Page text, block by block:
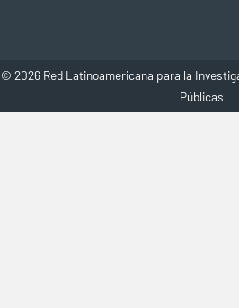
© 2026 Red Latinoamericana para la
Públicas